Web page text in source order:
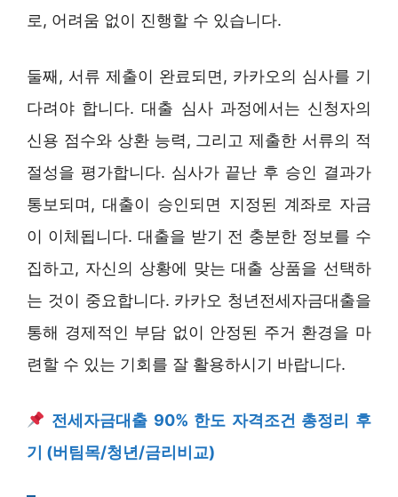
로, 어려움 없이 진행할 수 있습니다.
둘째, 서류 제출이 완료되면, 카카오의 심사를 기
다려야 합니다. 대출 심사 과정에서는 신청자의
신용 점수와 상환 능력, 그리고 제출한 서류의 적
절성을 평가합니다. 심사가 끝난 후 승인 결과가
통보되며, 대출이 승인되면 지정된 계좌로 자금
이 이체됩니다. 대출을 받기 전 충분한 정보를 수
집하고, 자신의 상황에 맞는 대출 상품을 선택하
는 것이 중요합니다. 카카오 청년전세자금대출을
통해 경제적인 부담 없이 안정된 주거 환경을 마
련할 수 있는 기회를 잘 활용하시기 바랍니다.
전세자금대출 90% 한도 자격조건 총정리 후
기 (버팀목/청년/금리비교)